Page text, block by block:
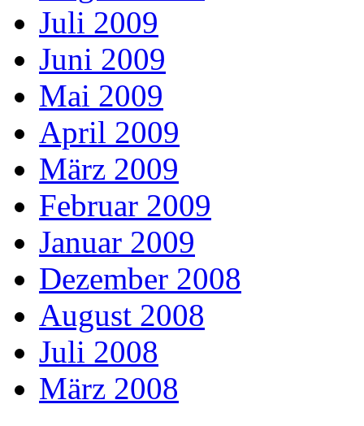
Juli 2009
Juni 2009
Mai 2009
April 2009
März 2009
Februar 2009
Januar 2009
Dezember 2008
August 2008
Juli 2008
März 2008